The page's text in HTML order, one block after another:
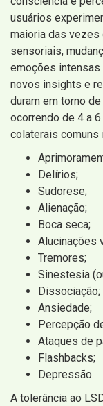
usuários
maioria das
sensoriais,
emoções intensas
novos insights e
duram em torno
ocorrendo de 4 a
colaterais comuns
Delírios;
Sudorese;
Alienação;
Boca seca;
Alucinações
Tremores;
Sinestesia
Dissociação;
Ansiedade;
Percepção
Ataques de
Flashbacks;
Depressão.
A tolerância ao